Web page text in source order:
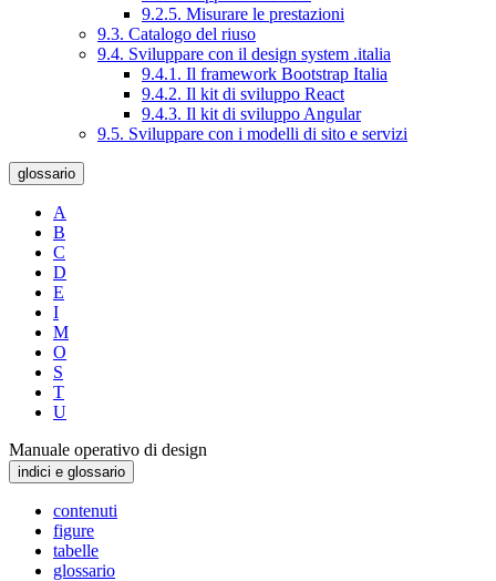
9.2.5. Misurare le prestazioni
9.3. Catalogo del riuso
9.4. Sviluppare con il design system .italia
9.4.1. Il framework Bootstrap Italia
9.4.2. Il kit di sviluppo React
9.4.3. Il kit di sviluppo Angular
9.5. Sviluppare con i modelli di sito e servizi
glossario
A
B
C
D
E
I
M
O
S
T
U
Manuale operativo di design
indici e glossario
contenuti
figure
tabelle
glossario